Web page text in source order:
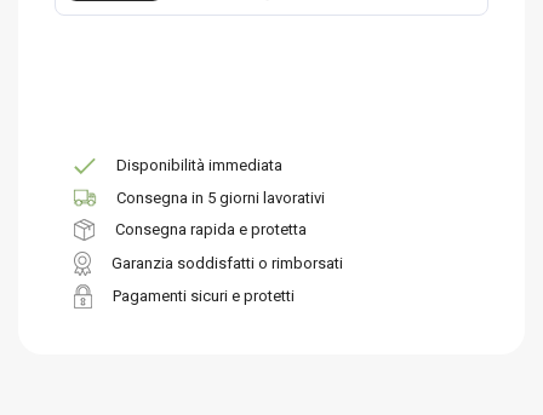
Disponibilità immediata
Consegna in 5 giorni lavorativi
Consegna rapida e protetta
Garanzia soddisfatti o rimborsati
Pagamenti sicuri e protetti